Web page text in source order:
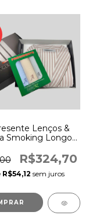
Lenços &
Smoking Longo
R$324,70
R$54,12 sem juros